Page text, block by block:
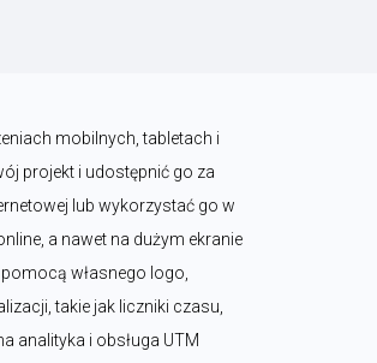
mobilnych, tabletach i
projekt i udostępnić go za
lub wykorzystać go w
a nawet na dużym ekranie
własnego logo,
takie jak liczniki czasu,
analityka i obsługa UTM